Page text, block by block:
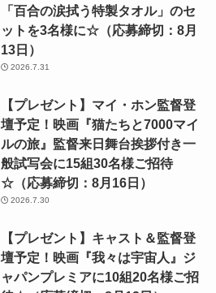
「百合の涙拭う特製タオル」のセ
ットを3名様に☆（応募締切：8月
13日）
2026.7.31
【プレゼント】マイ・ホン監督登
壇予定！映画『猫たちと7000マイ
ルの旅』監督来日舞台挨拶付き一
般試写会に15組30名様ご招待
☆（応募締切：8月16日）
2026.7.30
【プレゼント】キャスト＆監督登
壇予定！映画『我々は宇宙人』ジ
ャパンプレミアに10組20名様ご招